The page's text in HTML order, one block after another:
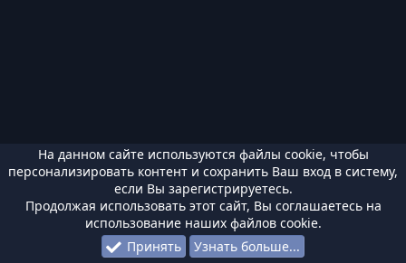
На данном сайте используются файлы cookie, чтобы
персонализировать контент и сохранить Ваш вход в систему,
если Вы зарегистрируетесь.
Продолжая использовать этот сайт, Вы соглашаетесь на
использование наших файлов cookie.
Принять
Узнать больше...